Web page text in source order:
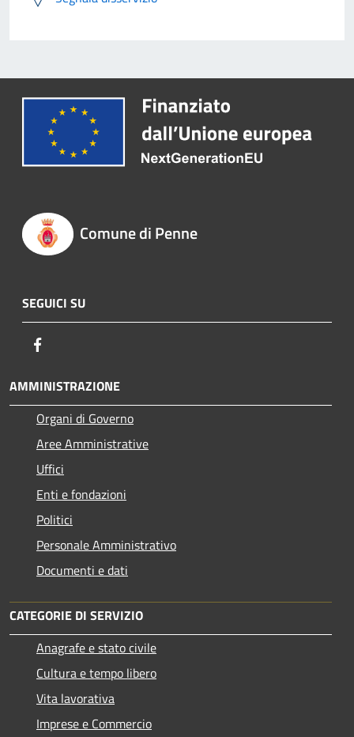
Comune di Penne
SEGUICI SU
AMMINISTRAZIONE
Organi di Governo
Aree Amministrative
Uffici
Enti e fondazioni
Politici
Personale Amministrativo
Documenti e dati
CATEGORIE DI SERVIZIO
Anagrafe e stato civile
Cultura e tempo libero
Vita lavorativa
Imprese e Commercio